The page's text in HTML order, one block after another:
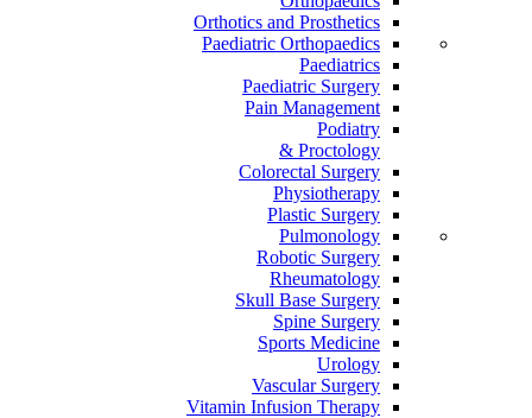
Orthotics and Prosthetics
Paediatric Orthopaedics
Paediatrics
Paediatric Surgery
Pain Management
Podiatry
Proctology &
Colorectal Surgery
Physiotherapy
Plastic Surgery
Pulmonology
Robotic Surgery
Rheumatology
Skull Base Surgery
Spine Surgery
Sports Medicine
Urology
Vascular Surgery
Vitamin Infusion Therapy